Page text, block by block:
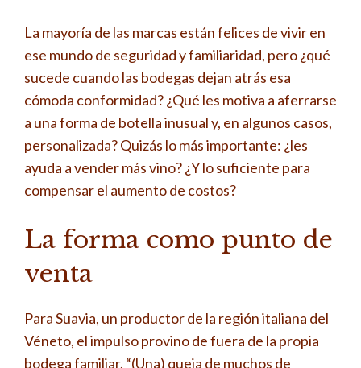
La mayoría de las marcas están felices de vivir en
ese mundo de seguridad y familiaridad, pero ¿qué
sucede cuando las bodegas dejan atrás esa
cómoda conformidad? ¿Qué les motiva a aferrarse
a una forma de botella inusual y, en algunos casos,
personalizada? Quizás lo más importante: ¿les
ayuda a vender más vino? ¿Y lo suficiente para
compensar el aumento de costos?
La forma como punto de
venta
Para Suavia, un productor de la región italiana del
Véneto, el impulso provino de fuera de la propia
bodega familiar. “(Una) queja de muchos de